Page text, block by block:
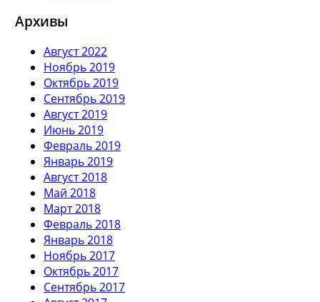
Архивы
Август 2022
Ноябрь 2019
Октябрь 2019
Сентябрь 2019
Август 2019
Июнь 2019
Февраль 2019
Январь 2019
Август 2018
Май 2018
Март 2018
Февраль 2018
Январь 2018
Ноябрь 2017
Октябрь 2017
Сентябрь 2017